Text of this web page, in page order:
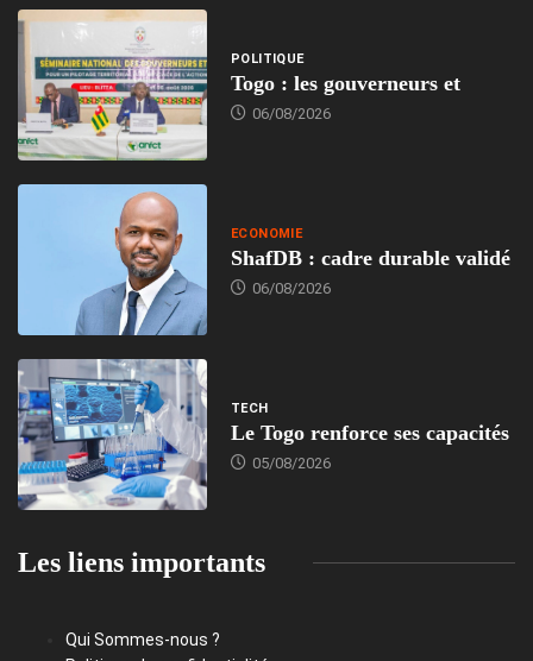
POLITIQUE
Togo : les gouverneurs et
06/08/2026
ECONOMIE
ShafDB : cadre durable validé
06/08/2026
TECH
Le Togo renforce ses capacités
05/08/2026
Les liens importants
Qui Sommes-nous ?